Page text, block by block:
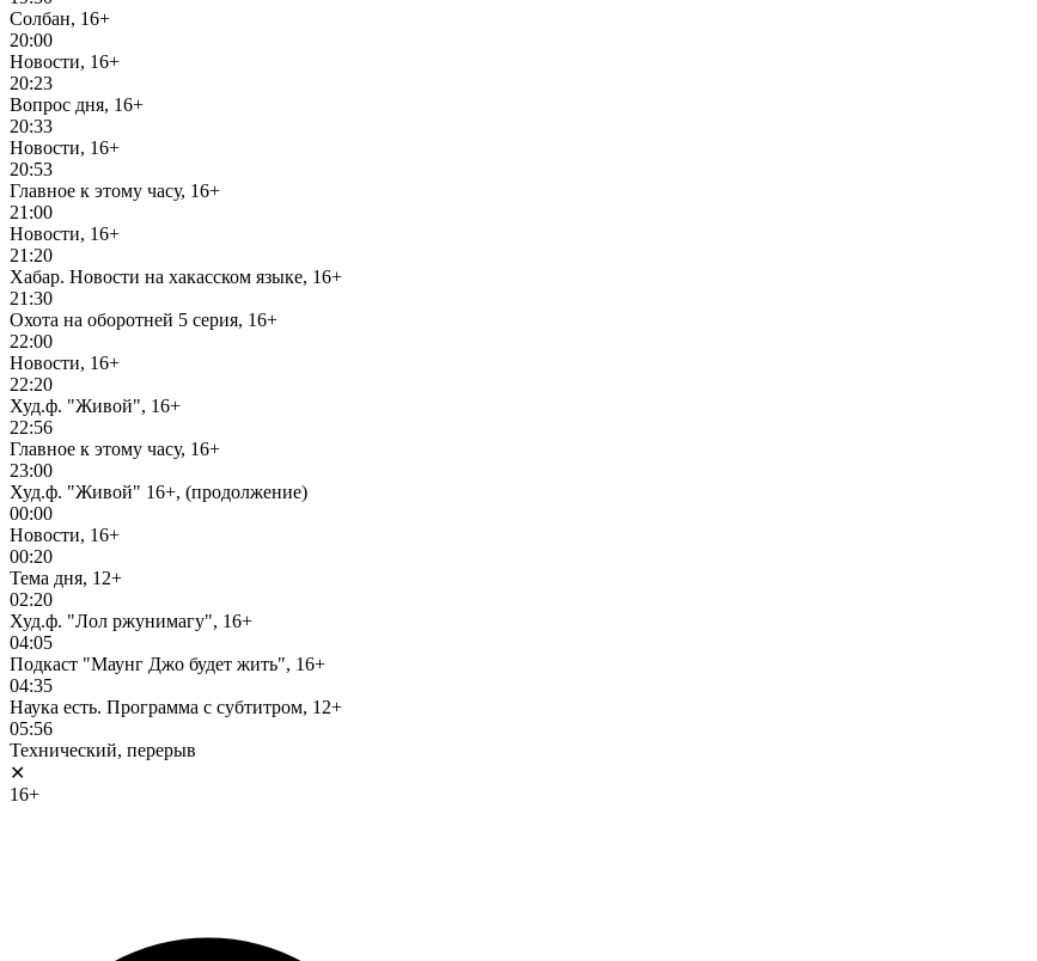
Солбан, 16+
20:00
Новости, 16+
20:23
Вопрос дня, 16+
20:33
Новости, 16+
20:53
Главное к этому часу, 16+
21:00
Новости, 16+
21:20
Хабар. Новости на хакасском языке, 16+
21:30
Охота на оборотней 5 серия, 16+
22:00
Новости, 16+
22:20
Худ.ф. "Живой", 16+
22:56
Главное к этому часу, 16+
23:00
Худ.ф. "Живой" 16+, (продолжение)
00:00
Новости, 16+
00:20
Тема дня, 12+
02:20
Худ.ф. "Лол ржунимагу", 16+
04:05
Подкаст "Маунг Джо будет жить", 16+
04:35
Наука есть. Программа с субтитром, 12+
05:56
Технический, перерыв
✕
16+